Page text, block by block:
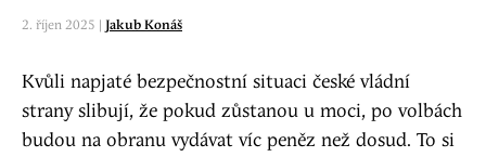
2. říjen 2025 | Jakub Konáš
Kvůli napjaté bezpečnostní situaci české vládní
strany slibují, že pokud zůstanou u moci, po volbách
budou na obranu vydávat víc peněz než dosud. To si